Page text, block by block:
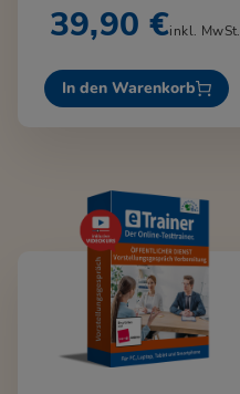
39,90 €inkl. MwSt.
In den Warenkorb